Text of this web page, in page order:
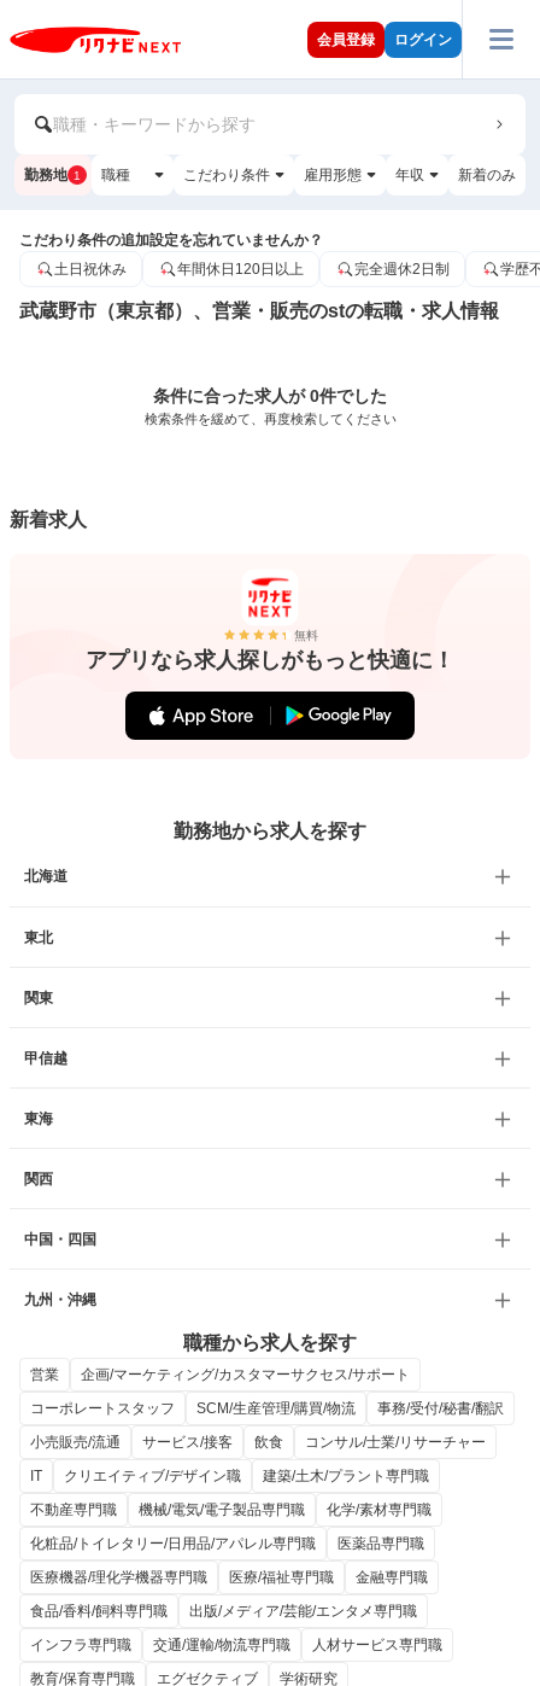
会員登録 ログイン
職種・キーワードから探す
勤務地 1 職種 こだわり条件 雇用形態 年収 新着のみ
こだわり条件の追加設定を忘れていませんか？
土日祝休み
年間休日120日以上 完全週休2日制 学歴
武蔵野市（東京都）、営業・販売のstの転職・求人情報
条件に合った求人が 0件でした
検索条件を緩めて、再度検索してください
新着求人
無料
アプリなら求人探しがもっと快適に！
勤務地から求人を探す
北海道
東北
関東
甲信越
東海
関西
中国・四国
九州・沖縄
職種から求人を探す
営業
企画/マーケティング/カスタマーサクセス/サポート
コーポレートスタッフ
SCM/生産管理/購買/物流
事務/受付/秘書/翻訳
小売販売/流通
サービス/接客 飲食
コンサル/士業/リサーチャー
IT
クリエイティブ/デザイン職
建築/土木/プラント専門職
不動産専門職
機械/電気/電子製品専門職
化学/素材専門職
化粧品/トイレタリー/日用品/アパレル専門職
医薬品専門職
医療機器/理化学機器専門職
医療/福祉専門職
金融専門職
食品/香料/飼料専門職
出版/メディア/芸能/エンタメ専門職
インフラ専門職
交通/運輸/物流専門職
人材サービス専門職
教育/保育専門職
エグゼクティブ
学術研究